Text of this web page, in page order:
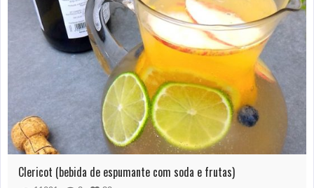
Clericot (bebida de espumante com soda e frutas)